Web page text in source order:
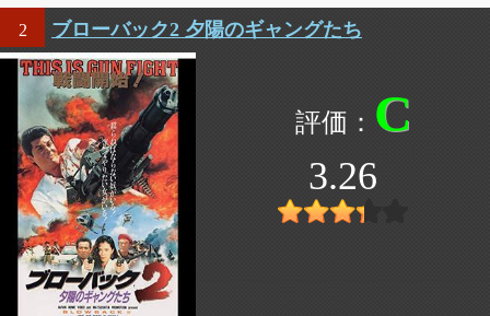
2 ブローバック2 夕陽のギャングたち
C
3.26